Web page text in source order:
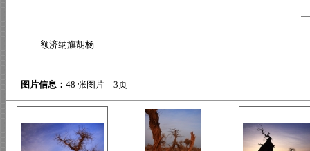
额济纳旗胡杨
图片信息： 48 张图片 3页